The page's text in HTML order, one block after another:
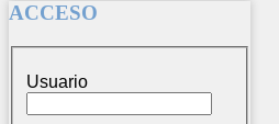
ACCESO
Usuario